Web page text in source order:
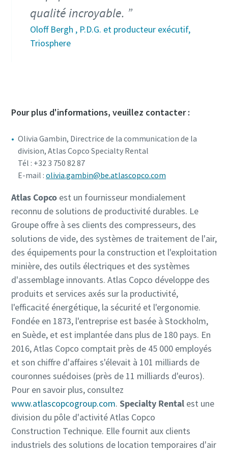
qualité incroyable.
Oloff Bergh , P.D.G. et producteur exécutif,
Triosphere
Pour plus d'informations, veuillez contacter :
Olivia Gambin, Directrice de la communication de la
division, Atlas Copco Specialty Rental
Tél : +32 3 750 82 87
E-mail :olivia.gambin@be.atlascopco.com
Atlas Copcoest un fournisseur mondialement
reconnu de solutions de productivité durables. Le
Groupe offre à ses clients des compresseurs, des
solutions de vide, des systèmes de traitement de l'air,
des équipements pour la construction et l'exploitation
minière, des outils électriques et des systèmes
d'assemblage innovants. Atlas Copco développe des
produits et services axés sur la productivité,
l'efficacité énergétique, la sécurité et l'ergonomie.
Fondée en 1873, l'entreprise est basée à Stockholm,
en Suède, et est implantée dans plus de 180 pays. En
2016, Atlas Copco comptait près de 45 000 employés
et son chiffre d'affaires s'élevait à 101 milliards de
couronnes suédoises (près de 11 milliards d'euros).
Pour en savoir plus, consultez
www.atlascopcogroup.com. Specialty Rentalest une
division du pôle d'activité Atlas Copco
Construction Technique. Elle fournit aux clients
industriels des solutions de location temporaires d'air